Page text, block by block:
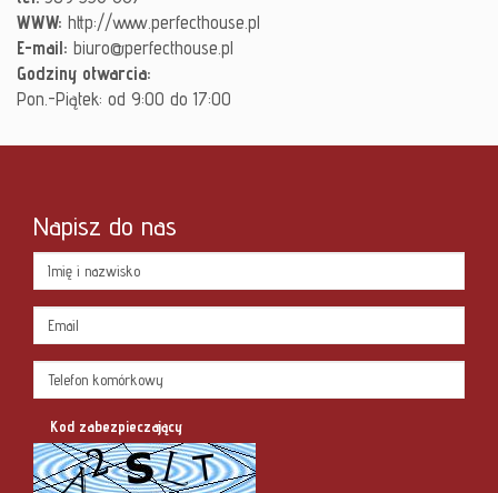
WWW: http://www.perfecthouse.pl
E-mail: biuro@perfecthouse.pl
Godziny otwarcia:
Pon.-Piątek: od 9:00 do 17:00
Napisz do nas
Kod zabezpieczający